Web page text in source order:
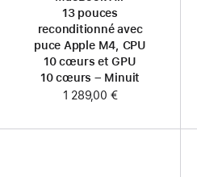
13 pouces
reconditionné avec
puce Apple M4, CPU
10 cœurs et GPU
10 cœurs – Minuit
1 289,00 €